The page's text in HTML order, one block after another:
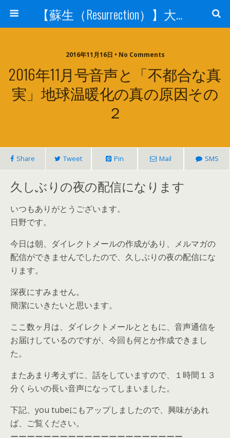
【蘇生（Resurrection）】大宇宙と人体の神秘を紐解く
2016年11月16日 • No Comments
2016年11月号音声と「不都合な真
実」地球温暖化の真の原因その
２
Share Tweet Pin Mail SMS
久しぶりの夜の配信になります
いつもありがとうございます。
日野です。
今日は朝、ダイレクトメールの作成があり、メルマガの
配信ができませんでしたので、久しぶりの夜の配信にな
ります。
深夜にすみません。
簡潔にいきたいと思います。
ここ数ヶ月は、ダイレクトメールとともに、音声通信を
お届けしているのですが、今回も何とか作成できまし
た。
またあまり考えずに、話をしていますので、１時間１３
分くらいの長い音声になってしまいました。
下記、you tubeにもアップしましたので、興味があれ
ば、ご覧ください。